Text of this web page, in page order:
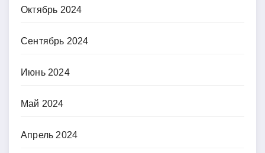
Октябрь 2024
Сентябрь 2024
Июнь 2024
Май 2024
Апрель 2024